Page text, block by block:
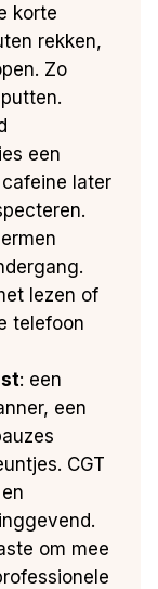
korte
rekken,
Zo
een
later
lezen of
telefoon
: een
een
CGT
om mee